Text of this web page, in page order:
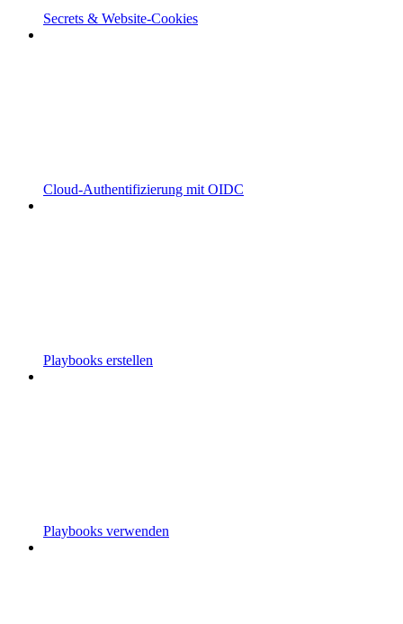
Secrets & Website-Cookies
Cloud-Authentifizierung mit OIDC
Playbooks erstellen
Playbooks verwenden